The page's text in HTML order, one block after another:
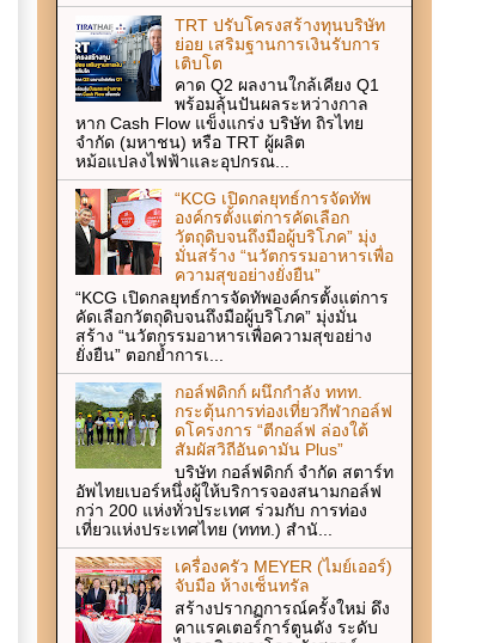
TRT ปรับโครงสร้างทุนบริษัท
ย่อย เสริมฐานการเงินรับการ
เติบโต
คาด Q2 ผลงานใกล้เคียง Q1
พร้อมลุ้นปันผลระหว่างกาล
หาก Cash Flow แข็งแกร่ง บริษัท ถิรไทย
จำกัด (มหาชน) หรือ TRT ผู้ผลิต
หม้อแปลงไฟฟ้าและอุปกรณ...
“KCG เปิดกลยุทธ์การจัดทัพ
องค์กรตั้งแต่การคัดเลือก
วัตถุดิบจนถึงมือผู้บริโภค” มุ่ง
มั่นสร้าง “นวัตกรรมอาหารเพื่อ
ความสุขอย่างยั่งยืน”
“KCG เปิดกลยุทธ์การจัดทัพองค์กรตั้งแต่การ
คัดเลือกวัตถุดิบจนถึงมือผู้บริโภค” มุ่งมั่น
สร้าง “นวัตกรรมอาหารเพื่อความสุขอย่าง
ยั่งยืน” ตอกย้ำการเ...
กอล์ฟดิกก์ ผนึกกำลัง ททท.
กระตุ้นการท่องเที่ยวกีฬากอล์ฟ
ดโครงการ “ตีกอล์ฟ ล่องใต้
สัมผัสวิถีอันดามัน Plus”
บริษัท กอล์ฟดิกก์ จำกัด สตาร์ท
อัพไทยเบอร์หนึ่งผู้ให้บริการจองสนามกอล์ฟ
กว่า 200 แห่งทั่วประเทศ ร่วมกับ การท่อง
เที่ยวแห่งประเทศไทย (ททท.) สำนั...
เครื่องครัว MEYER (ไมย์เออร์)
จับมือ ห้างเซ็นทรัล
สร้างปรากฏการณ์ครั้งใหม่ ดึง
คาแรคเตอร์การ์ตูนดัง ระดับ